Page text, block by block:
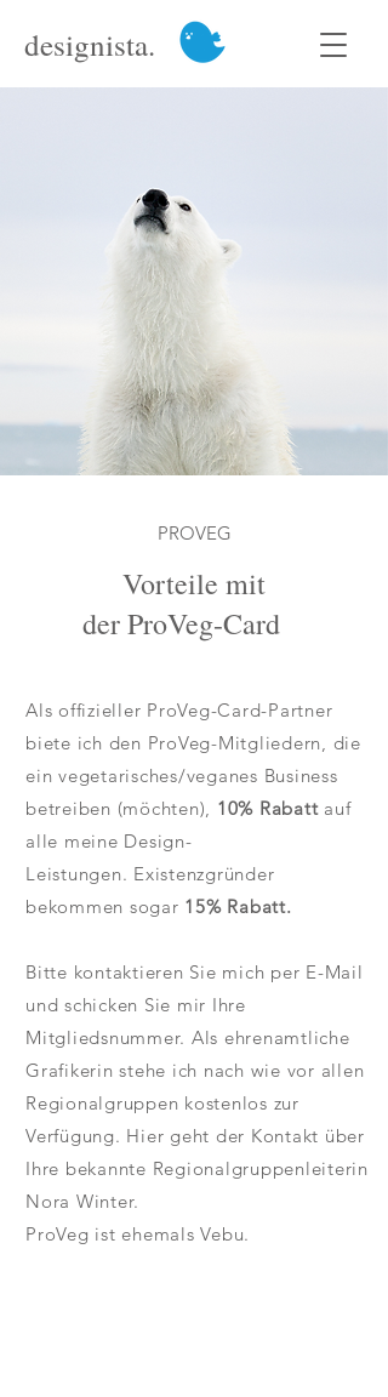
designista.
Als offizieller ProVeg-Card-Partner
biete ich den ProVeg-Mitgliedern, die
ein vegetarisches/veganes Business
betreiben (möchten), 10% Rabattauf
alle meine Design-
Leistungen. Existenzgründer
bekommen sogar 15% Rabatt.
Bitte kontaktieren Sie mich per E-Mail
und schicken Sie mir Ihre
Mitgliedsnummer. Als ehrenamtliche
Grafikerin stehe ich nach wie vor allen
Regionalgruppen kostenlos zur
Verfügung. Hier geht der Kontakt über
Ihre bekannte Regionalgruppenleiterin
Nora Winter.
ProVeg ist ehemals Vebu.
PROVEG
Vorteile mit
der ProVeg-Card